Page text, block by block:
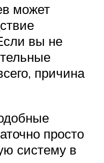
может
вы не
причина
просто
систему в